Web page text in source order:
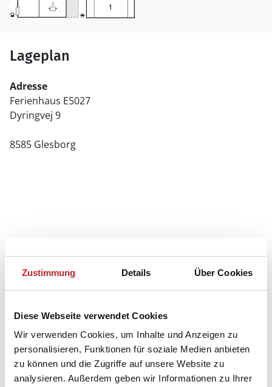
Zustimmung Details Über Cookies
Diese Webseite verwendet Cookies
Wir verwenden Cookies, um Inhalte und Anzeigen zu
personalisieren, Funktionen für soziale Medien anbieten
zu können und die Zugriffe auf unsere Website zu
analysieren. Außerdem geben wir Informationen zu Ihrer
Lageplan
Adresse
Ferienhaus E5027
Dyringvej 9
8585 Glesborg